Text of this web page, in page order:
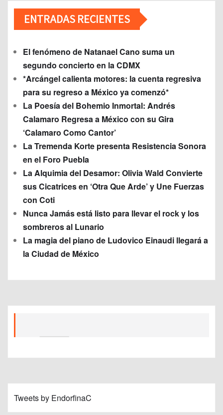
ENTRADAS RECIENTES
El fenómeno de Natanael Cano suma un
segundo concierto en la CDMX
*Arcángel calienta motores: la cuenta regresiva
para su regreso a México ya comenzó*
La Poesía del Bohemio Inmortal: Andrés
Calamaro Regresa a México con su Gira
‘Calamaro Como Cantor’
La Tremenda Korte presenta Resistencia Sonora
en el Foro Puebla
La Alquimia del Desamor: Olivia Wald Convierte
sus Cicatrices en ‘Otra Que Arde’ y Une Fuerzas
con Coti
Nunca Jamás está listo para llevar el rock y los
sombreros al Lunario
La magia del piano de Ludovico Einaudi llegará a
la Ciudad de México
Tweets by EndorfinaC